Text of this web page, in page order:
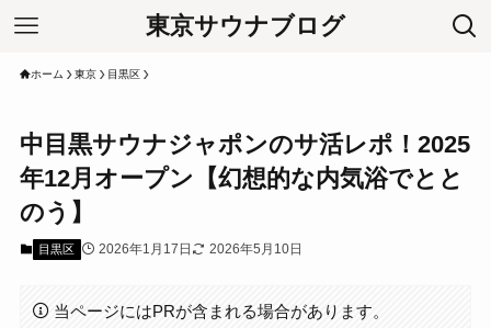
東京サウナブログ
ホーム 東京 目黒区
中目黒サウナジャポンのサ活レポ！2025
年12月オープン【幻想的な内気浴でとと
のう】
目黒区 2026年1月17日 2026年5月10日
当ページにはPRが含まれる場合があります。